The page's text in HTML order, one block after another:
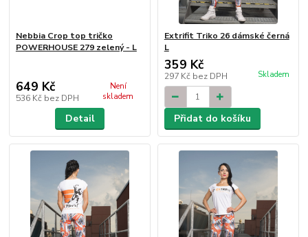
Nebbia Crop top tričko
POWERHOUSE 279 zelený - L
649 Kč
536 Kč bez DPH
Není
skladem
Detail
Extrifit Triko 26 dámské černá
L
359 Kč
297 Kč bez DPH Skladem
Přidat do košíku